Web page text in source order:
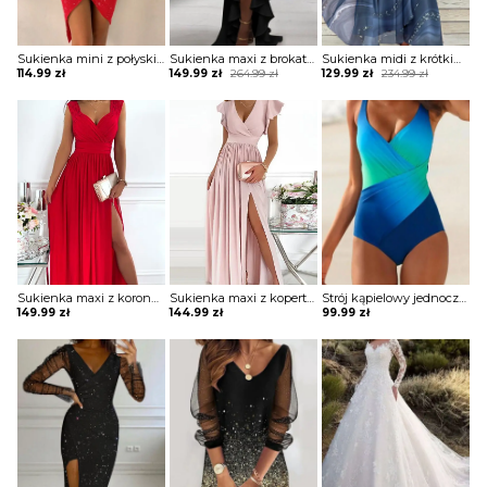
Sukienka mini z połyskiem asymetryczna
114.99 zł
Sukienka maxi z brokatową górą i falbaną
264.99zł
Original
264.99 zł.
149.99 zł
Current
149.99 zł.
Sukienka midi z krótkim rękawem ze zwiewnego materiału
234.99zł
Original
was:
234.99 zł.
129.99 zł
Current
129.99 zł.
Sukienka maxi z koronkowymi ramiączkami
149.99 zł
Sukienka maxi z kopertową górą z falbankami
144.99 zł
Strój kąpielowy jednoczęściowy z drapowaniem
99.99 zł